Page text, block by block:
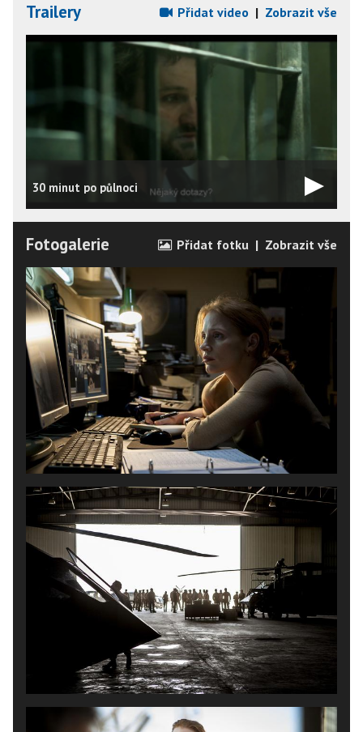
Trailery Přidat video | Zobrazit vše
30 minut po půlnoci
Fotogalerie Přidat fotku | Zobrazit vše